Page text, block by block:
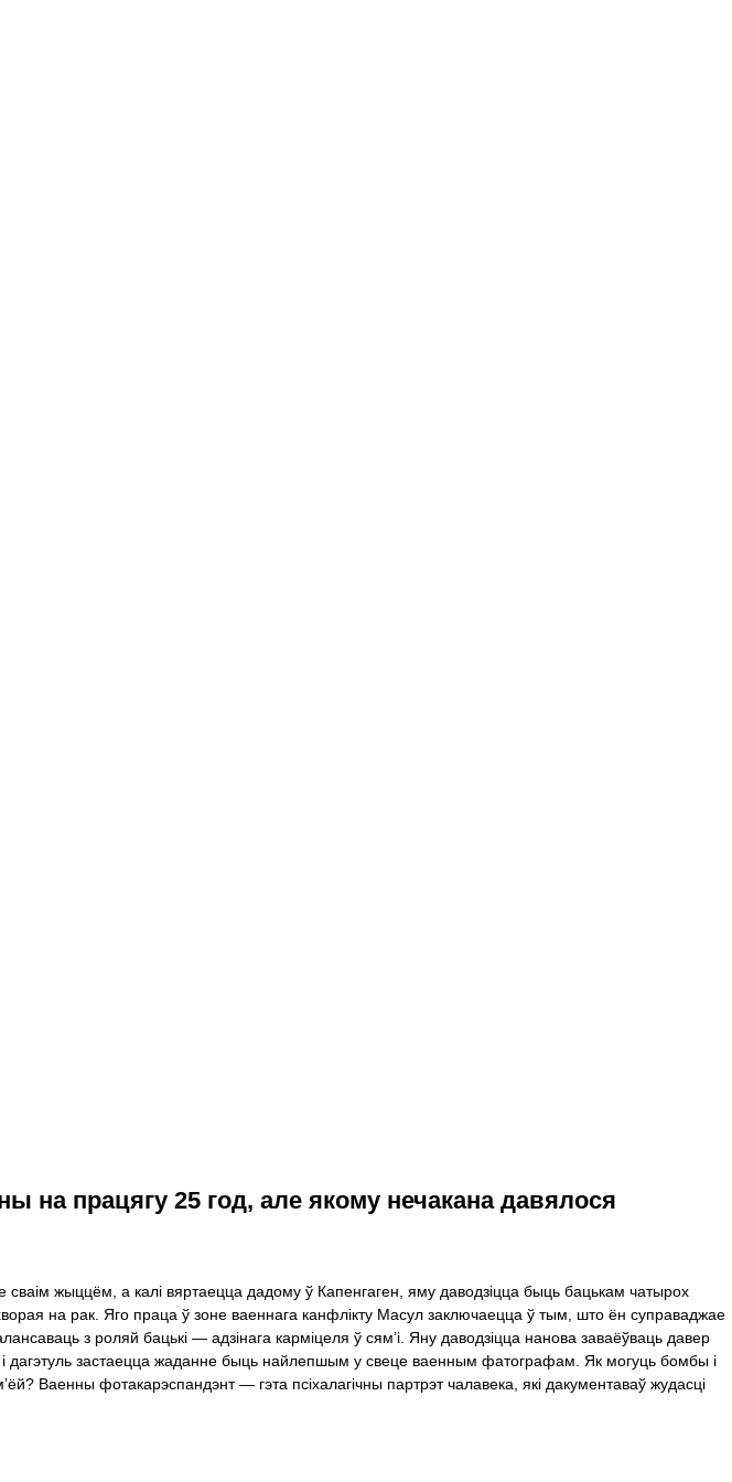
на працягу 25 год, але якому нечакана давялося
жыццём, а калі вяртаецца дадому ў Капенгаген, яму даводзіцца быць бацькам чатырох
на рак. Яго праца ў зоне ваеннага канфлікту Масул заключаецца ў тым, што ён суправаджае
з роляй бацькі — адзінага карміцеля ў сям’і. Яну даводзіцца нанова заваёўваць давер
дагэтуль застаецца жаданне быць найлепшым у свеце ваенным фатографам. Як могуць бомбы і
Ваенны фотакарэспандэнт — гэта псіхалагічны партрэт чалавека, які дакументаваў жудасці